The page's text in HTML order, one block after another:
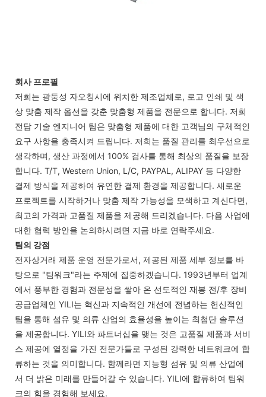
회사 프로필
저희는 광둥성 자오칭시에 위치한 제조업체로, 로고 인쇄 및 색
상 맞춤 제작 옵션을 갖춘 맞춤형 제품을 전문으로 합니다. 저희
전담 기술 엔지니어 팀은 맞춤형 제품에 대한 고객님의 구체적인
요구 사항을 충족시켜 드립니다. 저희는 품질 관리를 최우선으로
생각하며, 생산 과정에서 100% 검사를 통해 최상의 품질을 보장
합니다. T/T, Western Union, L/C, PAYPAL, ALIPAY 등 다양한
결제 방식을 제공하여 유연한 결제 환경을 제공합니다. 새로운
프로젝트를 시작하거나 맞춤 제작 가능성을 모색하고 계신다면,
최고의 가격과 고품질 제품을 제공해 드리겠습니다. 다음 사업에
대한 협력 방안을 논의하시려면 지금 바로 연락주세요.
팀의 강점
전자상거래 제품 운영 전문가로서, 제공된 제품 세부 정보를 바
탕으로 "팀워크"라는 주제에 집중하겠습니다. 1993년부터 업계
에서 풍부한 경험과 전문성을 쌓아 온 선도적인 재봉 전/후 장비
공급업체인 YILI는 혁신과 지속적인 개선에 전념하는 헌신적인
팀을 통해 섬유 및 의류 산업의 효율성을 높이는 최첨단 솔루션
을 제공합니다. YILI와 파트너십을 맺는 것은 고품질 제품과 서비
스 제공에 열정을 가진 전문가들로 구성된 강력한 네트워크에 합
류하는 것을 의미합니다. 함께라면 지능형 섬유 및 의류 산업에
서 더 밝은 미래를 만들어갈 수 있습니다. YILI에 합류하여 팀워
크의 힘을 경험해 보세요.